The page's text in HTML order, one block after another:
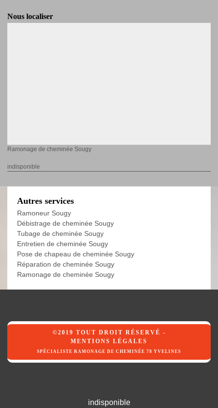
Nous localiser
Ramonage de cheminée Sougy
indisponible
Autres services
Ramoneur Sougy
Débistrage de cheminée Sougy
Tubage de cheminée Sougy
Entretien de cheminée Sougy
Pose de chapeau de cheminée Sougy
Réparation de cheminée Sougy
Ramonage de cheminée Sougy
©2019 TOUT DROIT RÉSERVÉ -
MENTIONS LÉGALES
SPÉCIALISTE RAMONAGE DE CHEMINÉE 78 YVELINES
indisponible